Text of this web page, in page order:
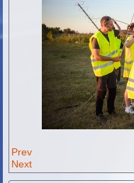
Prev
Next